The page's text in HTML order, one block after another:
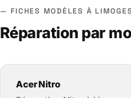
FICHES MODÈLES À LIMOGES
Réparation par
Acer Nitro